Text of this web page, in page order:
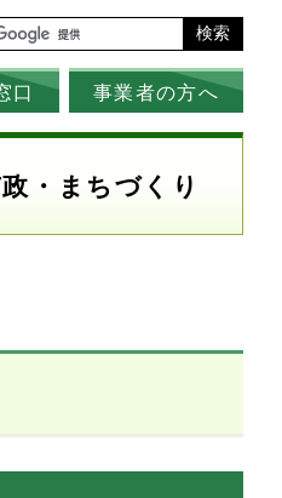
検索
口 事業者の方へ
・まちづくり